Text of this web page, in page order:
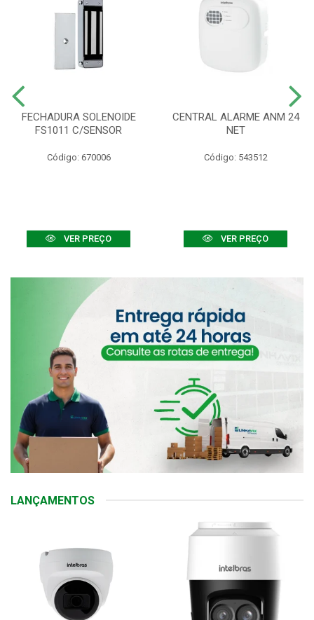
FECHADURA SOLENOIDE
FS1011 C/SENSOR
Código: 670006
VER PREÇO
CENTRAL ALARME ANM 24
NET
Código: 543512
VER PREÇO
LANÇAMENTOS